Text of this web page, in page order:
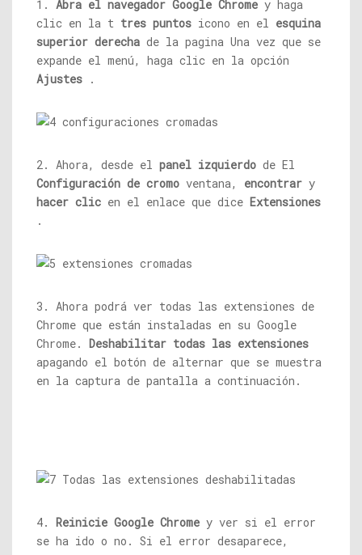
1. Abra el navegador Google Chrome y haga
clic en la t tres puntos icono en el esquina
superior derecha de la pagina Una vez que se
expande el menú, haga clic en la opción
Ajustes .
2. Ahora, desde el panel izquierdo de El
Configuración de cromo ventana, encontrar y
hacer clic en el enlace que dice Extensiones
.
3. Ahora podrá ver todas las extensiones de
Chrome que están instaladas en su Google
Chrome. Deshabilitar todas las extensiones
apagando el botón de alternar que se muestra
en la captura de pantalla a continuación.
4. Reinicie Google Chrome y ver si el error
se ha ido o no. Si el error desaparece,